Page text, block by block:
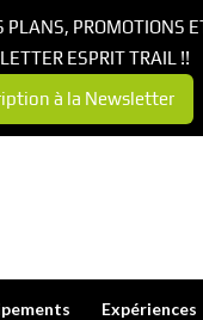
Expériences
PLANS, PROMOTIONS
ESPRIT TRAIL !!
à la Newsletter